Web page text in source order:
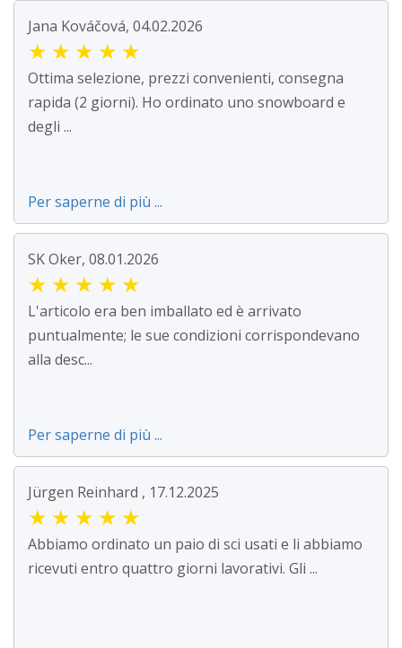
Jana Kováčová, 04.02.2026
★ ★ ★ ★ ★
Ottima selezione, prezzi convenienti, consegna
rapida (2 giorni). Ho ordinato uno snowboard e
degli ...
Per saperne di più ...
SK Oker, 08.01.2026
★ ★ ★ ★ ★
L'articolo era ben imballato ed è arrivato
puntualmente; le sue condizioni corrispondevano
alla desc...
Per saperne di più ...
Jürgen Reinhard , 17.12.2025
★ ★ ★ ★ ★
Abbiamo ordinato un paio di sci usati e li abbiamo
ricevuti entro quattro giorni lavorativi. Gli ...